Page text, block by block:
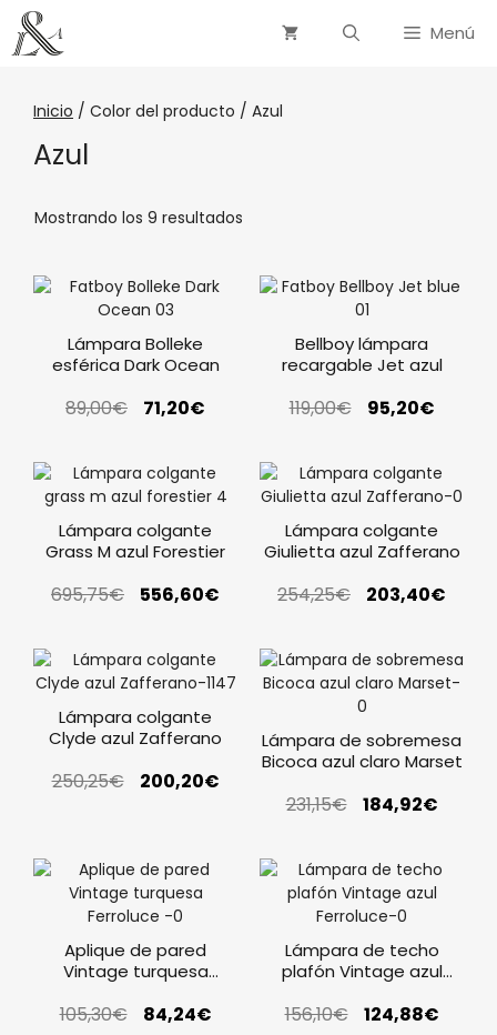
Menú
Inicio / Color del producto / Azul
Azul
Mostrando los 9 resultados
Lámpara Bolleke
esférica Dark Ocean
89,00€ 71,20€
Bellboy lámpara
recargable Jet azul
119,00€ 95,20€
Lámpara colgante
Grass M azul Forestier
695,75€ 556,60€
Lámpara colgante
Giulietta azul Zafferano
254,25€ 203,40€
Lámpara colgante
Clyde azul Zafferano
250,25€ 200,20€
Lámpara de sobremesa
Bicoca azul claro Marset
231,15€ 184,92€
Aplique de pared
Vintage turquesa
105,30€ 84,24€
Lámpara de techo
plafón Vintage azul
156,10€ 124,88€